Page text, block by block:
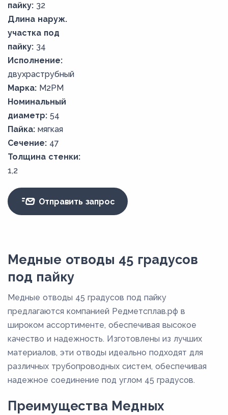
пайку: 32
Длина наруж.
участка под
пайку: 34
Исполнение:
двухраструбный
Марка: М2РМ
Номинальный
диаметр: 54
Пайка: мягкая
Сечение: 47
Толщина стенки:
1,2
Отправить запрос
Медные отводы 45 градусов
под пайку
Медные отводы 45 градусов под пайку
предлагаются компанией Редметсплав.рф в
широком ассортименте, обеспечивая высокое
качество и надежность. Изготовлены из лучших
материалов, эти отводы идеально подходят для
различных трубопроводных систем, обеспечивая
надежное соединение под углом 45 градусов.
Преимущества Медных